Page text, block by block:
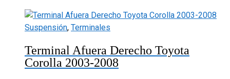
Suspensión, Terminales
Terminal Afuera Derecho Toyota
Corolla 2003-2008